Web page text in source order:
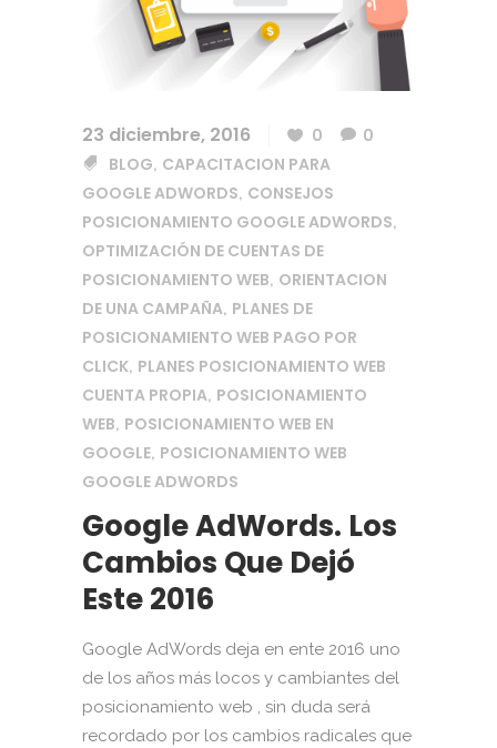
23 diciembre, 2016 0
0
BLOG, CAPACITACION PARA
GOOGLE ADWORDS, CONSEJOS
POSICIONAMIENTO GOOGLE ADWORDS,
OPTIMIZACIÓN DE CUENTAS DE
POSICIONAMIENTO WEB, ORIENTACION
DE UNA CAMPAÑA, PLANES DE
POSICIONAMIENTO WEB PAGO POR
CLICK, PLANES POSICIONAMIENTO WEB
CUENTA PROPIA, POSICIONAMIENTO
WEB, POSICIONAMIENTO WEB EN
GOOGLE, POSICIONAMIENTO WEB
GOOGLE ADWORDS
Google AdWords. Los
Cambios Que Dejó
Este 2016
Google AdWords deja en ente 2016 uno
de los años más locos y cambiantes del
posicionamiento web , sin duda será
recordado por los cambios radicales que